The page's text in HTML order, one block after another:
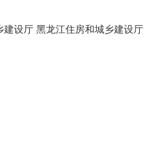
建设厅 黑龙江住房和城乡建设厅